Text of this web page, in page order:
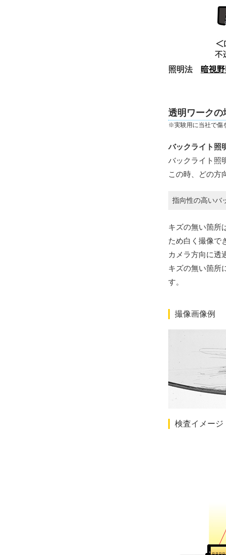
照明法 暗視
透明ワークの
※実験用に当社で傷
バックライト照
バックライト照
この時、どの方
指向性の高いバ
キズの無い箇所
ため白く撮像で
カメラ方向に透
キズの無い箇所
す。
撮像画像例
検査イメージ